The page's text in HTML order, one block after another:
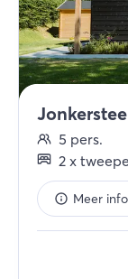
5 pers.
2 x
Meer